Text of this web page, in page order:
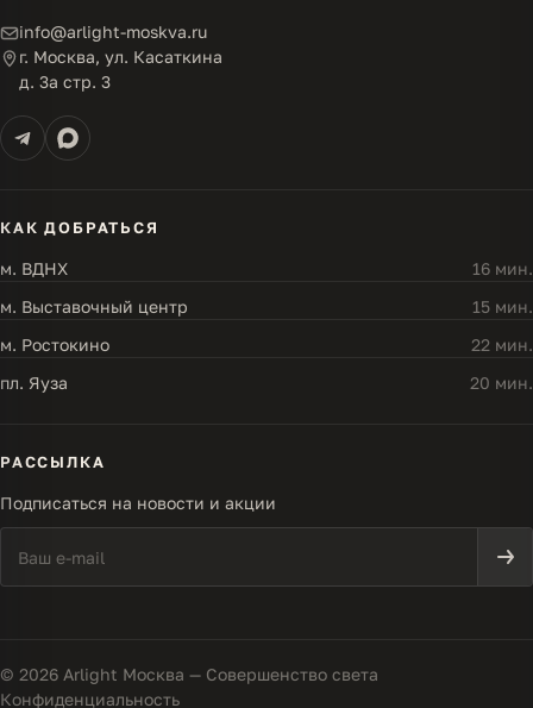
info@arlight-moskva.ru
г. Москва, ул. Касаткина
д. 3а стр. 3
КАК ДОБРАТЬСЯ
м. ВДНХ
16 мин.
м. Выставочный центр
15 мин.
м. Ростокино
22 мин.
пл. Яуза
20 мин.
РАССЫЛКА
Подписаться на новости и акции
© 2026 Arlight Москва — Совершенство света
Конфиденциальность